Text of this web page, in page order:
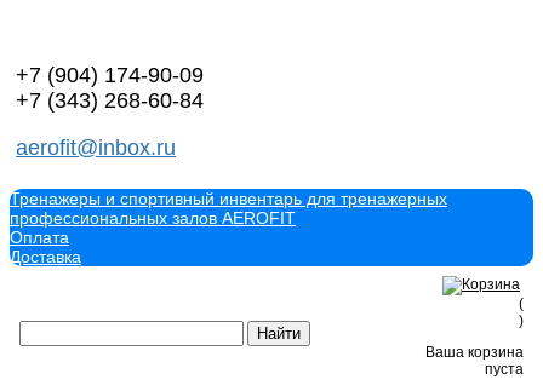
+7 (904) 174-90-09
+7 (343) 268-60-84
aerofit@inbox.ru
Тренажеры и спортивный инвентарь для тренажерных
профессиональных залов AEROFIT
Оплата
Доставка
(
)
Ваша корзина
пуста